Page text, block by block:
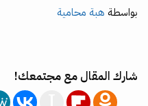
بواسطة هبة محامية
شارك المقال مع مجتمعك!